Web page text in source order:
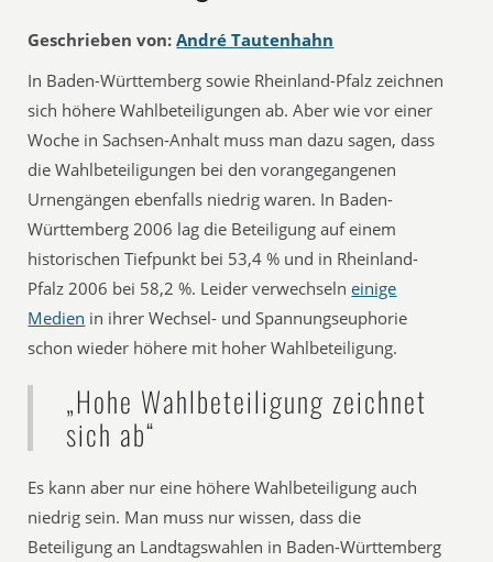
Geschrieben von: André Tautenhahn
In Baden-Württemberg sowie Rheinland-Pfalz zeichnen
sich höhere Wahlbeteiligungen ab. Aber wie vor einer
Woche in Sachsen-Anhalt muss man dazu sagen, dass
die Wahlbeteiligungen bei den vorangegangenen
Urnengängen ebenfalls niedrig waren. In Baden-
Württemberg 2006 lag die Beteiligung auf einem
historischen Tiefpunkt bei 53,4 % und in Rheinland-
Pfalz 2006 bei 58,2 %. Leider verwechselneinige
Medien in ihrer Wechsel- und Spannungseuphorie
schon wieder höhere mit hoher Wahlbeteiligung.
„Hohe Wahlbeteiligung zeichnet
sich ab“
Es kann aber nur eine höhere Wahlbeteiligung auch
niedrig sein. Man muss nur wissen, dass die
Beteiligung an Landtagswahlen in Baden-Württemberg